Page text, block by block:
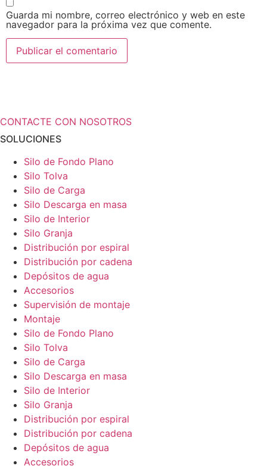
Guarda mi nombre, correo electrónico y web en este
navegador para la próxima vez que comente.
CONTACTE CON NOSOTROS
SOLUCIONES
Silo de Fondo Plano
Silo Tolva
Silo de Carga
Silo Descarga en masa
Silo de Interior
Silo Granja
Distribución por espiral
Distribución por cadena
Depósitos de agua
Accesorios
Supervisión de montaje
Montaje
Silo de Fondo Plano
Silo Tolva
Silo de Carga
Silo Descarga en masa
Silo de Interior
Silo Granja
Distribución por espiral
Distribución por cadena
Depósitos de agua
Accesorios